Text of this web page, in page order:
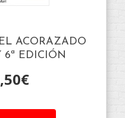
ACORAZADO
6ª EDICIÓN
€